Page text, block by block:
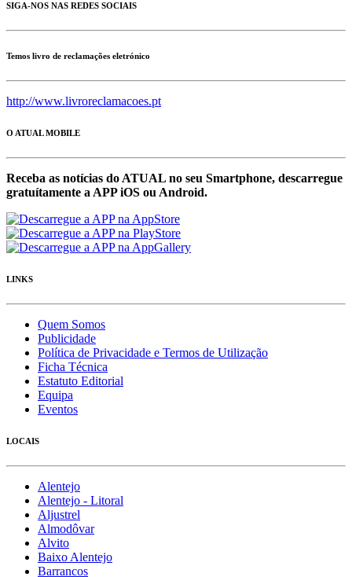
SIGA-NOS NAS REDES SOCIAIS
Temos livro de reclamações eletrónico
http://www.livroreclamacoes.pt
O ATUAL MOBILE
Receba as notícias do ATUAL no seu Smartphone, descarregue
gratuítamente a APP iOS ou Android.
LINKS
Quem Somos
Publicidade
Política de Privacidade e Termos de Utilização
Ficha Técnica
Estatuto Editorial
Equipa
Eventos
LOCAIS
Alentejo
Alentejo - Litoral
Aljustrel
Almodôvar
Alvito
Baixo Alentejo
Barrancos